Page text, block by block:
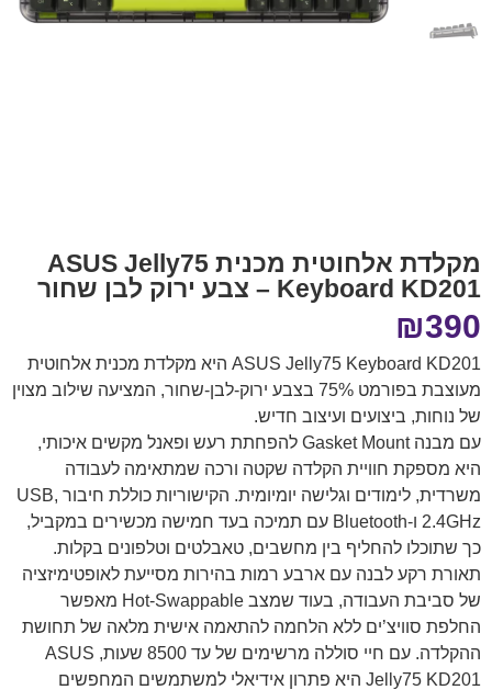
מקלדת אלחוטית מכנית ASUS Jelly75
Keyboard KD201 – צבע ירוק לבן שחור
₪390
ASUS Jelly75 Keyboard KD201 היא מקלדת מכנית אלחוטית
מעוצבת בפורמט 75% בצבע ירוק-לבן-שחור, המציעה שילוב מצוין
של נוחות, ביצועים ועיצוב חדיש.
עם מבנה Gasket Mount להפחתת רעש ופאנל מקשים איכותי,
היא מספקת חוויית הקלדה שקטה ורכה שמתאימה לעבודה
משרדית, לימודים וגלישה יומיומית. הקישוריות כוללת חיבור USB,
‎2.4GHz ו-Bluetooth עם תמיכה בעד חמישה מכשירים במקביל,
כך שתוכלו להחליף בין מחשבים, טאבלטים וטלפונים בקלות.
תאורת רקע לבנה עם ארבע רמות בהירות מסייעת לאופטימיזציה
של סביבת העבודה, בעוד שמצב Hot-Swappable מאפשר
החלפת סוויצ’ים ללא הלחמה להתאמה אישית מלאה של תחושת
ההקלדה. עם חיי סוללה מרשימים של עד 8500 שעות, ASUS
Jelly75 KD201 היא פתרון אידיאלי למשתמשים המחפשים